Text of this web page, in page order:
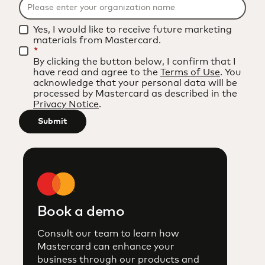
Yes, I would like to receive future marketing
materials from Mastercard.
*
By clicking the button below, I confirm that I
have read and agree to the Terms of Use. You
acknowledge that your personal data will be
processed by Mastercard as described in the
Privacy Notice.
Submit
Book a demo
Consult our team to learn how
Mastercard can enhance your
business through our products and